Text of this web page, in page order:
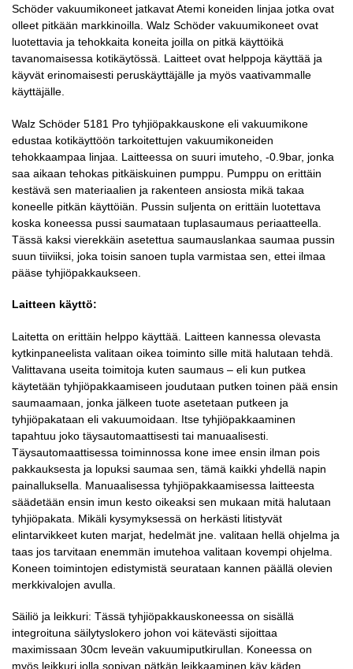
Schöder vakuumikoneet jatkavat Atemi koneiden linjaa jotka ovat
olleet pitkään markkinoilla. Walz Schöder vakuumikoneet ovat
luotettavia ja tehokkaita koneita joilla on pitkä käyttöikä
tavanomaisessa kotikäytössä. Laitteet ovat helppoja käyttää ja
käyvät erinomaisesti peruskäyttäjälle ja myös vaativammalle
käyttäjälle.
Walz Schöder 5181 Pro tyhjiöpakkauskone eli vakuumikone
edustaa kotikäyttöön tarkoitettujen vakuumikoneiden
tehokkaampaa linjaa. Laitteessa on suuri imuteho, -0.9bar, jonka
saa aikaan tehokas pitkäiskuinen pumppu. Pumppu on erittäin
kestävä sen materiaalien ja rakenteen ansiosta mikä takaa
koneelle pitkän käyttöiän. Pussin suljenta on erittäin luotettava
koska koneessa pussi saumataan tuplasaumaus periaatteella.
Tässä kaksi vierekkäin asetettua saumauslankaa saumaa pussin
suun tiiviiksi, joka toisin sanoen tupla varmistaa sen, ettei ilmaa
pääse tyhjiöpakkaukseen.
Laitteen käyttö:
Laitetta on erittäin helppo käyttää. Laitteen kannessa olevasta
kytkinpaneelista valitaan oikea toiminto sille mitä halutaan tehdä.
Valittavana useita toimitoja kuten saumaus – eli kun putkea
käytetään tyhjiöpakkaamiseen joudutaan putken toinen pää ensin
saumaamaan, jonka jälkeen tuote asetetaan putkeen ja
tyhjiöpakataan eli vakuumoidaan. Itse tyhjiöpakkaaminen
tapahtuu joko täysautomaattisesti tai manuaalisesti.
Täysautomaattisessa toiminnossa kone imee ensin ilman pois
pakkauksesta ja lopuksi saumaa sen, tämä kaikki yhdellä napin
painalluksella. Manuaalisessa tyhjiöpakkaamisessa laitteesta
säädetään ensin imun kesto oikeaksi sen mukaan mitä halutaan
tyhjiöpakata. Mikäli kysymyksessä on herkästi litistyvät
elintarvikkeet kuten marjat, hedelmät jne. valitaan hellä ohjelma ja
taas jos tarvitaan enemmän imutehoa valitaan kovempi ohjelma.
Koneen toimintojen edistymistä seurataan kannen päällä olevien
merkkivalojen avulla.
Säiliö ja leikkuri: Tässä tyhjiöpakkauskoneessa on sisällä
integroituna säilytyslokero johon voi kätevästi sijoittaa
maximissaan 30cm leveän vakuumiputkirullan. Koneessa on
myös leikkuri jolla sopivan pätkän leikkaaminen käy käden